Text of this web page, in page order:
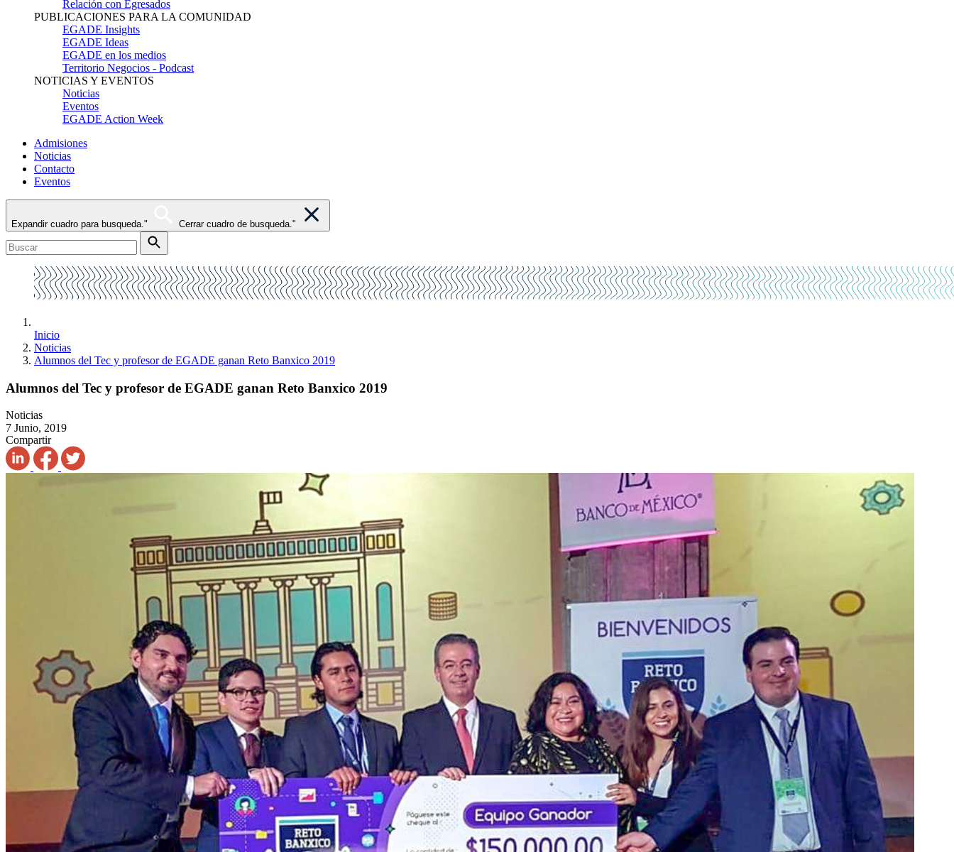
Relación con Egresados
PUBLICACIONES PARA LA COMUNIDAD
EGADE Insights
EGADE Ideas
EGADE en los medios
Territorio Negocios - Podcast
NOTICIAS Y EVENTOS
Noticias
Eventos
EGADE Action Week
Admisiones
Noticias
Contacto
Eventos
Expandir cuadro para busqueda." Cerrar cuadro de busqueda."
Inicio
Noticias
Alumnos del Tec y profesor de EGADE ganan Reto Banxico 2019
Alumnos del Tec y profesor de EGADE ganan Reto Banxico 2019
Noticias
7 Junio, 2019
Compartir